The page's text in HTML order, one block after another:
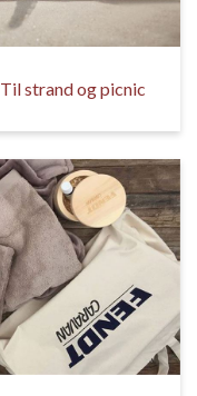
Til strand og picnic